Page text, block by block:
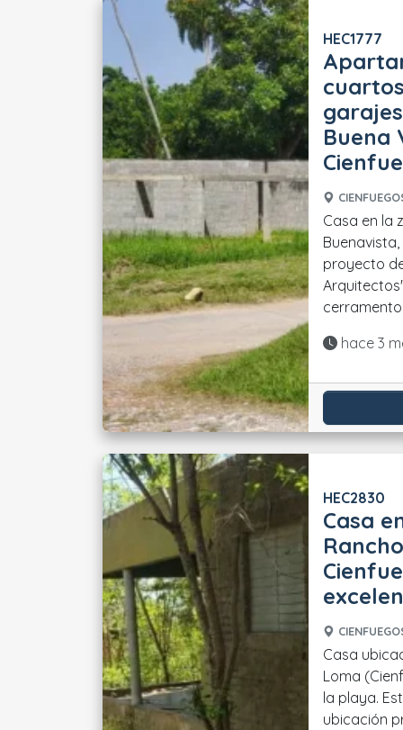
HEC1777
Buena
Casa en la
proyecto
hace 3
HEC2830
Casa
Casa
Loma
la playa.
ubicación